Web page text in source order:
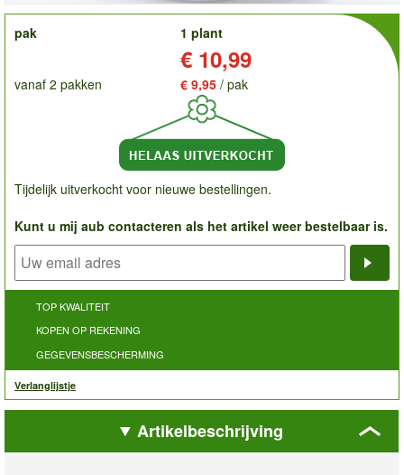
order
pak
1 plant
€ 10,99
vanaf 2 pakken € 9,95 / pak
Tijdelijk uitverkocht voor nieuwe bestellingen.
Kunt u mij aub contacteren als het artikel weer bestelbaar is.
TOP KWALITEIT
KOPEN OP REKENING
GEGEVENSBESCHERMING
Verlanglijstje
Artikelbeschrijving